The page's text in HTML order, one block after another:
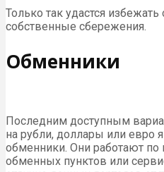
Только так удастся
собственные сбережения.
Обменники
Последним доступным
на рубли, доллары или евро
обменники. Они работают
обменных пунктов или